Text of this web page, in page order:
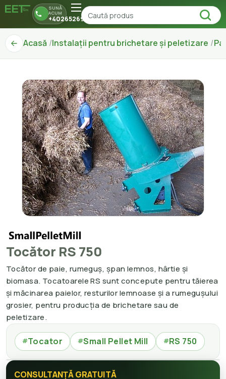
SUNĂ
ACUM
+40265269150
Acasă Instalații pentru brichetare și peletizare
Tocător RS 750
Tocător de paie, rumeguș, șpan lemnos, hârtie și
biomasa. Tocatoarele RS sunt concepute pentru tăierea
și măcinarea paielor, resturilor lemnoase și a rumegușului
grosier, pentru producția de brichetare sau de
peletizare.
#Tocator #Small Pellet Mill #RS 750
CONSULTANȚĂ GRATUITĂ